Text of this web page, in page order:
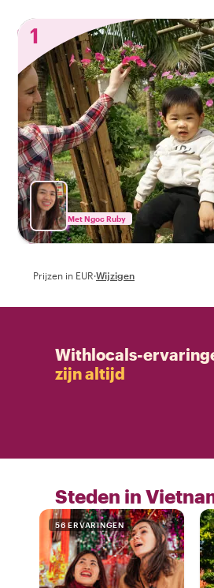
1
Met Ngoc Ruby
Prijzen in EUR·Wijzigen
Withlocals-
zijn altijd
Steden in
56 ERVARINGEN